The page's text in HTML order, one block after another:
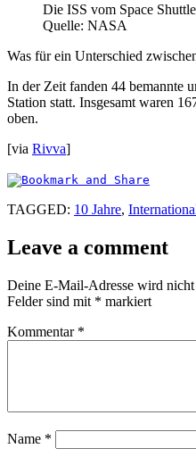
Die ISS vom Space
Quelle: NASA
Was für ein Unterschied
In der Zeit fanden 44 bemannte
Station statt. Insgesamt waren
oben.
[via Rivva]
TAGGED: 10 Jahre,
Leave a comment
Deine E-Mail-Adresse wird
Felder sind mit * markiert
Kommentar *
Name *